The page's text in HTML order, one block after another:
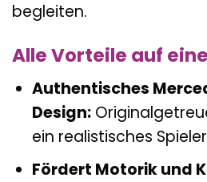
begleiten.
Alle Vorteile auf
Authentisches
Design:
ein realistisches
Fördert Motorik und